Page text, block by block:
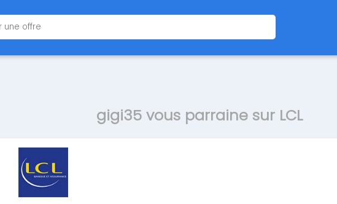
gigi35 vous parraine sur LCL